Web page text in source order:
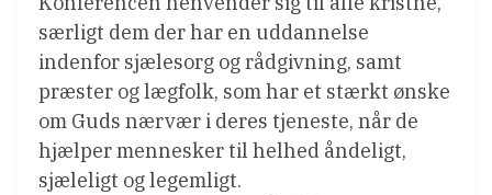
særligt dem der har en uddannelse
indenfor sjælesorg og rådgivning, samt
præster og lægfolk, som har et stærkt ønske
om Guds nærvær i deres tjeneste, når de
hjælper mennesker til helhed åndeligt,
sjæleligt og legemligt.